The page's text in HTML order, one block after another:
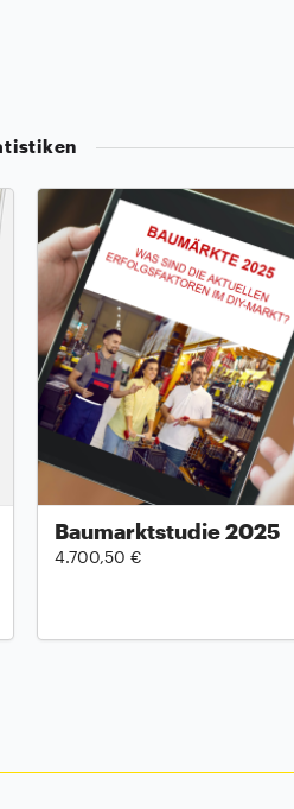
Baumarktstudie 2025
4.700,50 €